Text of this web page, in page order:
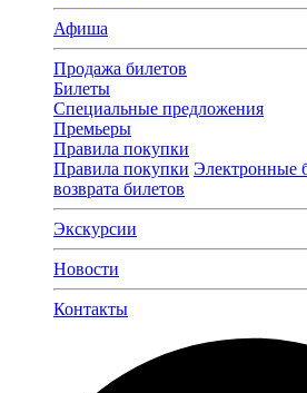
Афиша
Продажа билетов
Билеты
Специальные предложения
Премьеры
Правила покупки
Правила покупки Электронные
возврата билетов
Экскурсии
Новости
Контакты